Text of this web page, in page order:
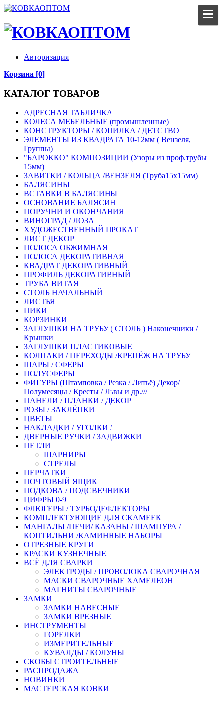
Авторизация
Корзина [0]
КАТАЛОГ ТОВАРОВ
АДРЕСНАЯ ТАБЛИЧКА
КОЛЕСА МЕБЕЛЬНЫЕ (промышленные)
КОНСТРУКТОРЫ / КОПИЛКА / ДЕТСТВО
ЭЛЕМЕНТЫ ИЗ КВАДРАТА 10-12мм ( Вензеля,
Группы)
"БАРОККО" КОМПОЗИЦИИ (Узоры из проф.трубы
15мм)
ЗАВИТКИ / КОЛЬЦА /ВЕНЗЕЛЯ (Труба15х15мм)
БАЛЯСИНЫ
ВСТАВКИ В БАЛЯСИНЫ
ОСНОВАНИЕ БАЛЯСИН
ПОРУЧНИ И ОКОНЧАНИЯ
ВИНОГРАД / ЛОЗА
ХУДОЖЕСТВЕННЫЙ ПРОКАТ
ЛИСТ ДЕКОР
ПОЛОСА ОБЖИМНАЯ
ПОЛОСА ДЕКОРАТИВНАЯ
КВАДРАТ ДЕКОРАТИВНЫЙ
ПРОФИЛЬ ДЕКОРАТИВНЫЙ
ТРУБА ВИТАЯ
СТОЛБ НАЧАЛЬНЫЙ
ЛИСТЬЯ
ПИКИ
КОРЗИНКИ
ЗАГЛУШКИ НА ТРУБУ ( СТОЛБ ) Наконечники /
Крышки
ЗАГЛУШКИ ПЛАСТИКОВЫЕ
КОЛПАКИ / ПЕРЕХОДЫ /КРЕПЁЖ НА ТРУБУ
ШАРЫ / СФЕРЫ
ПОЛУСФЕРЫ
ФИГУРЫ (Штамповка / Резка / Литьё) Декор/
Полумесяцы / Кресты / Львы и др.///
ПАНЕЛИ / ПЛАНКИ / ДЕКОР
РОЗЫ / ЗАКЛЁПКИ
ЦВЕТЫ
НАКЛАДКИ / УГОЛКИ /
ДВЕРНЫЕ РУЧКИ / ЗАДВИЖКИ
ПЕТЛИ
ШАРНИРЫ
СТРЕЛЫ
ПЕРЧАТКИ
ПОЧТОВЫЙ ЯЩИК
ПОДКОВА / ПОДСВЕЧНИКИ
ЦИФРЫ 0-9
ФЛЮГЕРЫ / ТУРБОДЕФЛЕКТОРЫ
КОМПЛЕКТУЮЩИЕ ДЛЯ СКАМЕЕК
МАНГАЛЫ /ПЕЧИ/ КАЗАНЫ / ШАМПУРА /
КОПТИЛЬНИ /КАМИННЫЕ НАБОРЫ
ОТРЕЗНЫЕ КРУГИ
КРАСКИ КУЗНЕЧНЫЕ
ВСЁ ДЛЯ СВАРКИ
ЭЛЕКТРОДЫ / ПРОВОЛОКА СВАРОЧНАЯ
МАСКИ СВАРОЧНЫЕ ХАМЕЛЕОН
МАГНИТЫ СВАРОЧНЫЕ
ЗАМКИ
ЗАМКИ НАВЕСНЫЕ
ЗАМКИ ВРЕЗНЫЕ
ИНСТРУМЕНТЫ
ГОРЕЛКИ
ИЗМЕРИТЕЛЬНЫЕ
КУВАЛДЫ / КОЛУНЫ
СКОБЫ СТРОИТЕЛЬНЫЕ
РАСПРОДАЖА
НОВИНКИ
МАСТЕРСКАЯ КОВКИ